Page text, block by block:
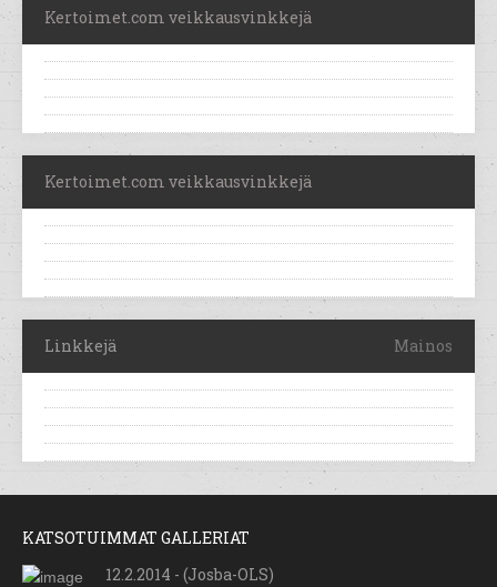
Kertoimet.com veikkausvinkkejä
Kertoimet.com veikkausvinkkejä
Linkkejä Mainos
KATSOTUIMMAT GALLERIAT
12.2.2014 - (Josba-OLS)